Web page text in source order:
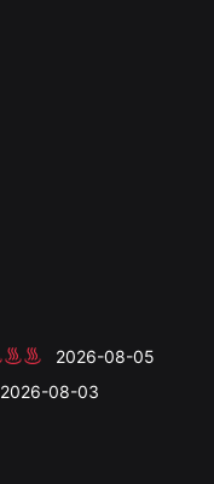
2026-08-05
2026-08-03